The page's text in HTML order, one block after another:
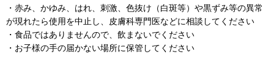
・赤み、かゆみ、はれ、刺激、色抜け（白斑等）や黒ずみ等の異常
が現れたら使用を中止し、皮膚科専門医などに相談してください
・食品ではありませんので、飲まないでください
・お子様の手の届かない場所に保管してください